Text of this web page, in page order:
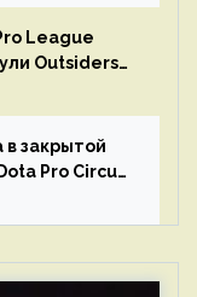
League
Outsiders
в закрытой
Pro Circuit